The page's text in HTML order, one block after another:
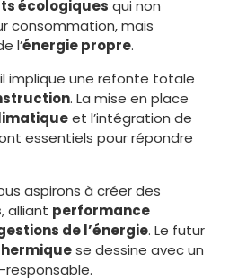
écologiques qui non
consommation, mais
l’énergie propre.
implique une refonte totale
. La mise en place
et l’intégration de
essentiels pour répondre
aspirons à créer des
, alliant performance
de l’énergie. Le futur
se dessine avec un